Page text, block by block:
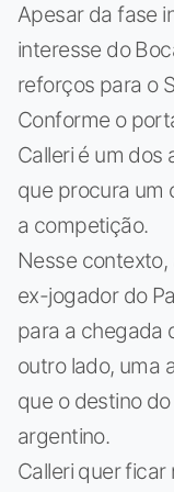
Apesar da fase
interesse do
reforços para o
Conforme o
Calleri é um dos
que procura um
a competição.
Nesse
ex-jogador do
para a chegada
outro lado, uma
que o destino
argentino.
Calleri quer ficar